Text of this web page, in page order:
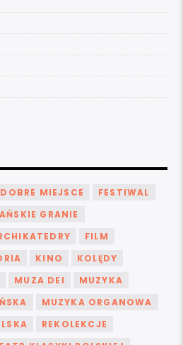
DOBRE MIEJSCE
FESTIWAL
GRANIE
FILM
KINO
KOLĘDY
MUZA DEI
MUZYKA
MUZYKA ORGANOWA
REKOLEKCJE